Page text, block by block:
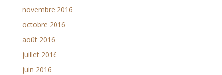
novembre 2016
octobre 2016
août 2016
juillet 2016
juin 2016